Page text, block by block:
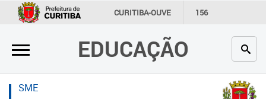
CURITIBA-OUVE 156
INFORMAÇÃO SECRETARIAS
EDUCAÇÃO
×
Inicial
Secretaria
×
Inicial
Inicial
SME